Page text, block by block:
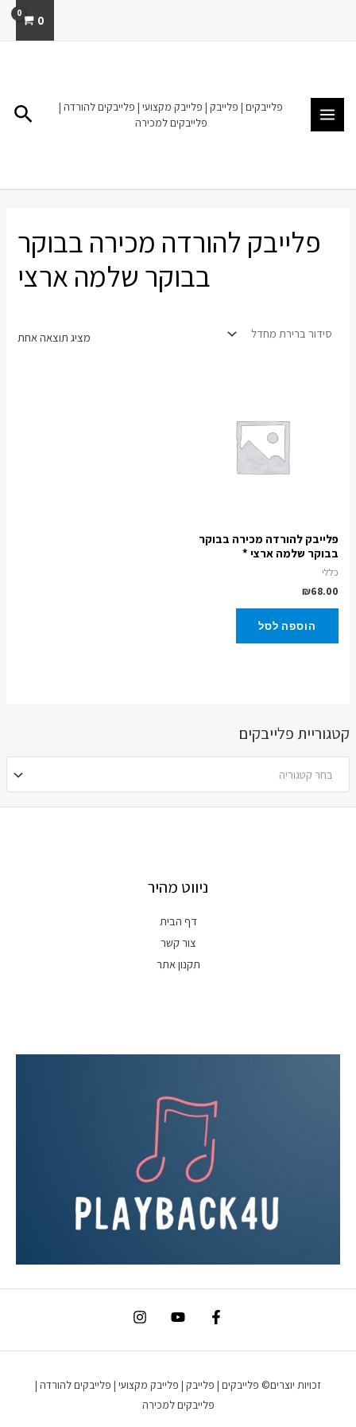
0
פלייבקים | פלייבק | פלייבק מקצועי | פלייבקים להורדה |
פלייבקים למכירה
קטגוריית פלייבקים
בחר קטגוריה
פלייבק להורדה מכירה בבוקר
בבוקר שלמה ארצי
מציג תוצאה אחת
פלייבק להורדה מכירה בבוקר
בבוקר שלמה ארצי *
כללי
₪68.00
הוספה לסל
ניווט מהיר
דף הבית
צור קשר
תקנון אתר
זכויות יוצרים© פלייבקים | פלייבק | פלייבק מקצועי | פלייבקים להורדה |
פלייבקים למכירה